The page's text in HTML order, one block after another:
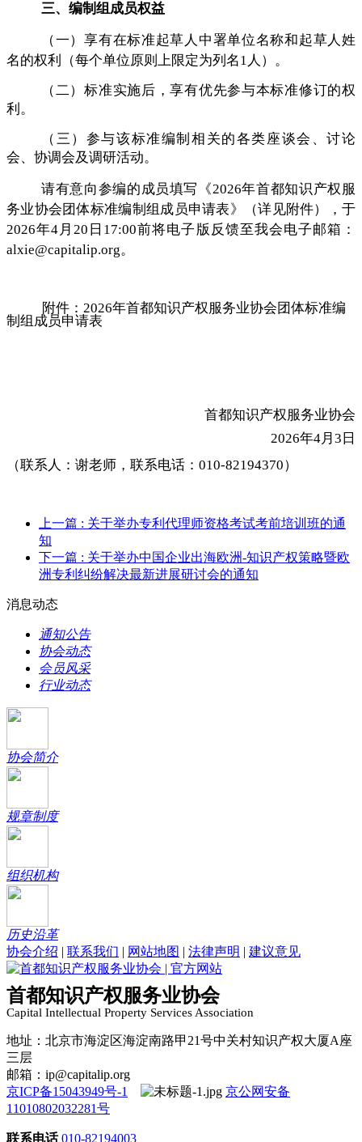
三、 编制组成员权益
（一）享有在标准起草人中署单位名称和起草人姓
名的权利（每个单位原则上限定为列名1人）。
（二）标准实施后，享有优先参与本标准修订的权
利。
（三）参与该标准编制相关的各类座谈会、讨论
会、协调会及调研活动。
请有意向参编的成员填写《2026年首都知识产权服
务业协会团体标准编制组成员申请表》（详见附件），于
2026年4月20日 17:00前将电子版反馈至我会电子邮箱：
alxie@capitalip.org。
附件：2026年首都知识产权服务业协会团体标准编
制组成员申请表
首都知识产权服务业协会
2026年4月3日
（联系人：谢老师，联系电话：010-82194370）
上一篇 : 关于举办专利代理师资格考试考前培训班的通
知
下一篇 : 关于举办中国企业出海欧洲-知识产权策略暨欧
洲专利纠纷解决最新进展研讨会的通知
消息动态
通知公告
协会动态
会员风采
行业动态
协会简介
规章制度
组织机构
历史沿革
协会介绍
联系我们 网站地图 法律声明 建议意见
首都知识产权服务业协会
Capital Intellectual Property Services Association
地址：北京市海淀区海淀南路甲21号中关村知识产权大厦A座
三层
邮箱：ip@capitalip.org
京ICP备15043949号-1
京公网安备
11010802032281号
联系电话 010-82194003